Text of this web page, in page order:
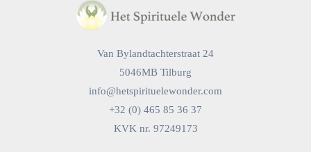
Van Bylandtachterstraat 24
5046MB Tilburg
info@hetspirituelewonder.com
+32 (0) 465 85 36 37
KVK nr. 97249173